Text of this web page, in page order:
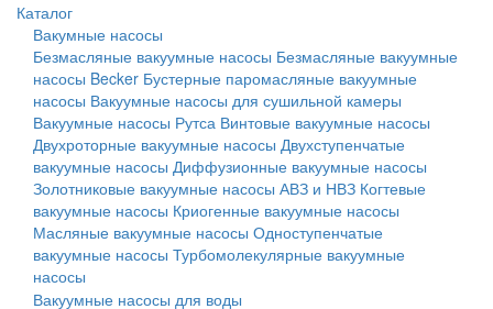
Каталог
Вакумные насосы
Безмасляные вакуумные насосы Безмасляные вакуумные
насосы Becker Бустерные паромасляные вакуумные
насосы Вакуумные насосы для сушильной камеры
Вакуумные насосы Рутса Винтовые вакуумные насосы
Двухроторные вакуумные насосы Двухступенчатые
вакуумные насосы Диффузионные вакуумные насосы
Золотниковые вакуумные насосы АВЗ и НВЗ Когтевые
вакуумные насосы Криогенные вакуумные насосы
Масляные вакуумные насосы Одноступенчатые
вакуумные насосы Турбомолекулярные вакуумные
насосы
Вакуумные насосы для воды